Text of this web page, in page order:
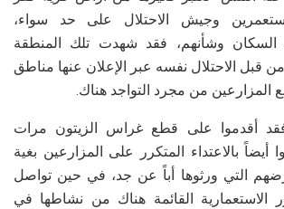
وجيش الاحتلال على حد سواء،
السكان وشأنهم، فقد شهدت تلك المنطقة
قبل الاحتلال نفسه عبر الإعلان عنها مناطق
المزارعين من مجرد التواجد هناك.
فقد أقدموا على قطع غراس الزيتون مرات
أيضاً بالاعتداء المتكرر على المزارعين بغية
التي ورثوها أباً عن جد، في حين تواصل
الاستعمارية القائمة هناك من نشاطها في